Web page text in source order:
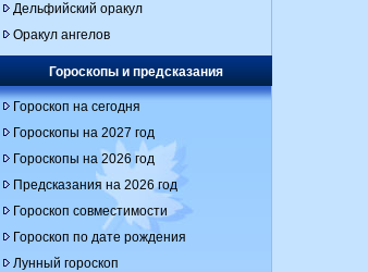
Дельфийский оракул
Оракул ангелов
Гороскопы и предсказания
Гороскоп на сегодня
Гороскопы на 2027 год
Гороскопы на 2026 год
Предсказания на 2026 год
Гороскоп совместимости
Гороскоп по дате рождения
Лунный гороскоп